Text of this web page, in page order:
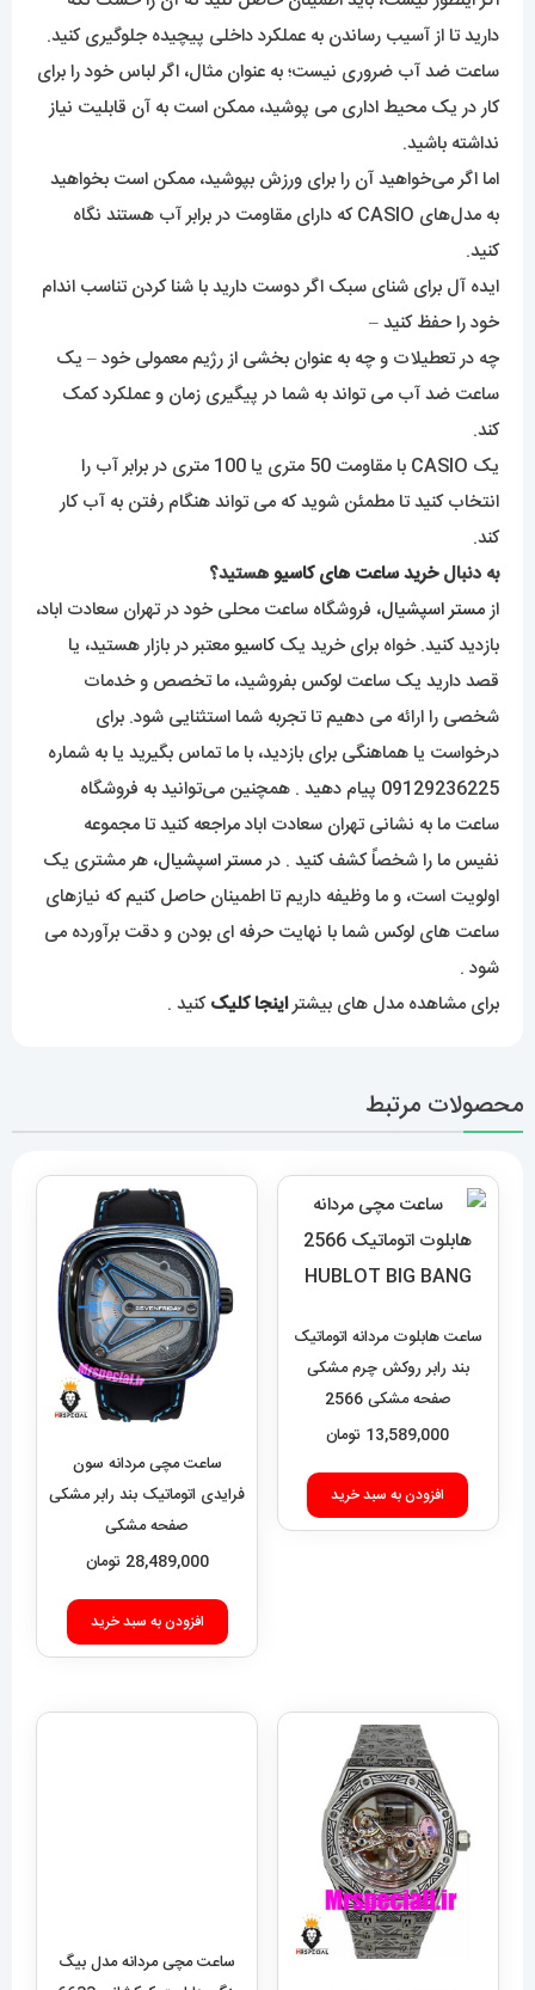
دارید تا از آسیب رساندن به عملکرد داخلی پیچیده جلوگیری کنید.
ساعت ضد آب ضروری نیست؛ به عنوان مثال، اگر لباس خود را برای
کار در یک محیط اداری می پوشید، ممکن است به آن قابلیت نیاز
نداشته باشید.
اما اگر می‌خواهید آن را برای ورزش بپوشید، ممکن است بخواهید
به مدل‌های CASIO که دارای مقاومت در برابر آب هستند نگاه
کنید.
ایده آل برای شنای سبک اگر دوست دارید با شنا کردن تناسب اندام
خود را حفظ کنید –
چه در تعطیلات و چه به عنوان بخشی از رژیم معمولی خود – یک
ساعت ضد آب می تواند به شما در پیگیری زمان و عملکرد کمک
کند.
یک CASIO با مقاومت 50 متری یا 100 متری در برابر آب را
انتخاب کنید تا مطمئن شوید که می تواند هنگام رفتن به آب کار
کند.
به دنبالخرید ساعت های کاسیوهستید؟
ازمستر اسپشیال، فروشگاه ساعت محلی خود در تهران سعادت اباد،
بازدید کنید. خواه برای خرید یککاسیومعتبر در بازار هستید، یا
قصد دارید یک ساعت لوکس بفروشید، ما تخصص و خدمات
شخصی را ارائه می دهیم تا تجربه شما استثنایی شود. برای
درخواست یا هماهنگی برای بازدید، با ما تماس بگیرید یا به شماره
09129236225 پیام دهید . همچنین می‌توانید به فروشگاه
ساعت ما به نشانی تهران سعادت اباد مراجعه کنید تا مجموعه
نفیس ما را شخصاً کشف کنید . درمستر اسپشیال، هر مشتری یک
اولویت است، و ما وظیفه داریم تا اطمینان حاصل کنیم که نیازهای
ساعت های لوکس شما با نهایت حرفه ای بودن و دقت برآورده می
شود .
برای مشاهده مدل های بیشتراینجا کلیککنید .
محصولات مرتبط
ساعت هابلوت مردانه اتوماتیک
بند رابر روکش چرم مشکی
صفحه مشکی 2566
HUBLOT BIG BANG
13,589,000 تومان
افزودن به سبد خرید
ساعت مچی مردانه سون
فرایدی اتوماتیک بند رابر مشکی
صفحه مشکی
SEVENFRIDAY 021408
28,489,000 تومان
افزودن به سبد خرید